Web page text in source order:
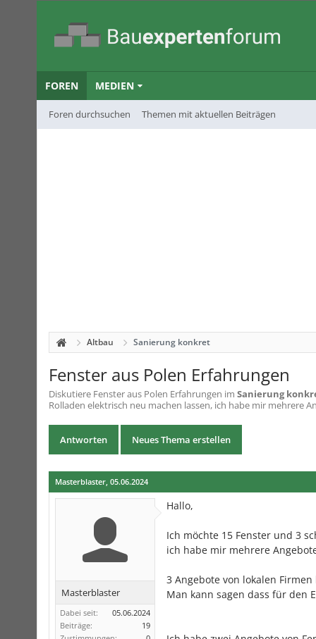
FOREN
Foren durchsuchen Themen mit aktuellen Beiträgen
MEDIEN
Altbau Sanierung konkret
Fenster aus Polen Erfahrungen
Diskutiere Fenster aus Polen Erfahrungen im Sanierung
Rolladen elektrisch neu machen lassen, ich habe mir mehrere
Antworten Neues Thema erstellen
Masterblaster, 05.06.2024
Masterblaster
Dabei seit:
05.06.2024
Beiträge:
19
Hallo,
Ich möchte 15 Fenster und 3
ich habe mir mehrere
3 Angebote von lokalen
Man kann sagen dass für den